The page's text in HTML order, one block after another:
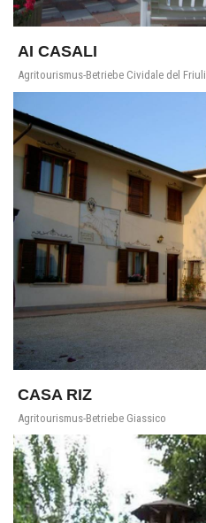
AI CASALI
Agritourismus-Betriebe Cividale del Friuli
CASA RIZ
Agritourismus-Betriebe Giassico